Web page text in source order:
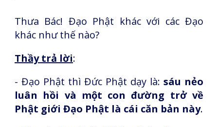
Thưa Bác! Đạo Phật khác với các Đạo
khác như thế nào?
Thầy trả lời:
- Đạo Phật thì Đức Phật dạy là: sáu nẻo
luân hồi và một con đường trở về
Phật giới Đạo Phật là cái căn bản này.